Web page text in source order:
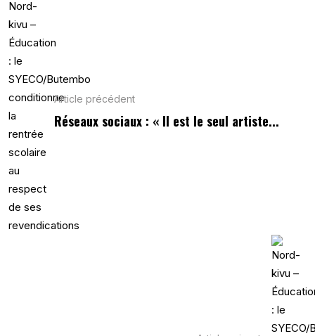
Article précédent
Réseaux sociaux : « Il est le seul artiste...